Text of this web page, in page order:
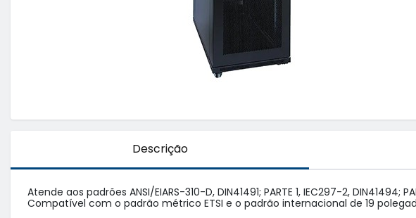
Descrição
Atende aos padrões ANSI/EIARS-310-D, DIN41491; PARTE 1, IEC297-2, DIN41494;
Compatível com o padrão métrico ETSI e o padrão internacional de 19